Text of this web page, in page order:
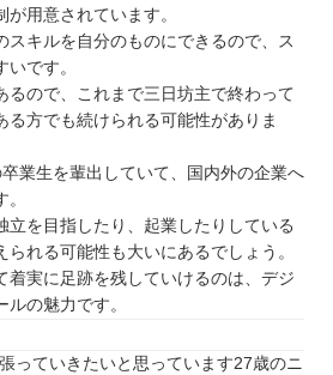
用意されています。
スキルを自分のものにできるので、ス
です。
るので、これまで三日坊主で終わって
る方でも続けられる可能性がありま
業生を輩出していて、国内外の企業へ
立を目指したり、起業したりしている
れる可能性も大いにあるでしょう。
着実に足跡を残していけるのは、デジ
の魅力です。
っていきたいと思っています27歳のニ